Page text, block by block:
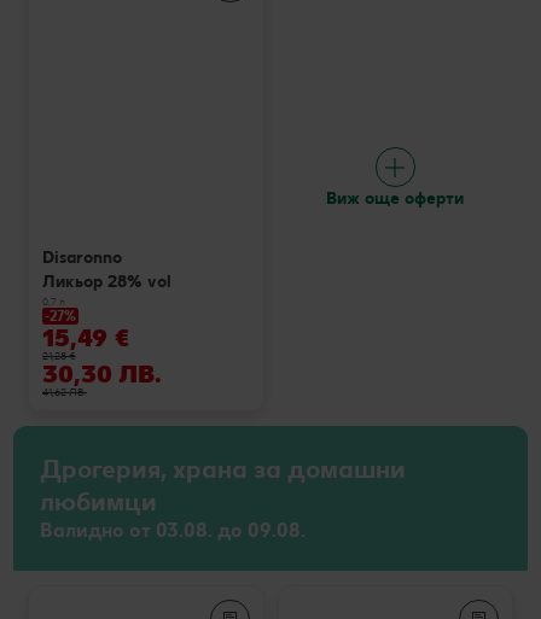
Disaronno
Ликьор 28% vol
0,7 л
-27%
15,49 €
21,28 €
30,30 ЛВ.
41,62 ЛВ.
Виж още оферти
Дрогерия, храна за домашни
любимци
Валидно от 03.08. до 09.08.